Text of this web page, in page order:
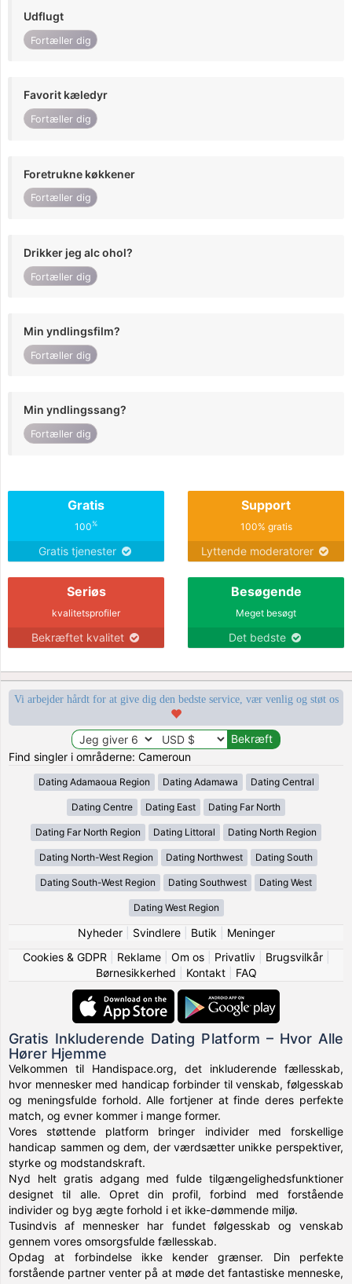
Udflugt
Fortæller dig
Favorit kæledyr
Fortæller dig
Foretrukne køkkener
Fortæller dig
Drikker jeg alc ohol?
Fortæller dig
Min yndlingsfilm?
Fortæller dig
Min yndlingssang?
Fortæller dig
Gratis
100%
Gratis tjenester
Support
100% gratis
Lyttende moderatorer
Seriøs
kvalitetsprofiler
Bekræftet kvalitet
Besøgende
Meget besøgt
Det bedste
Vi arbejder hårdt for at give dig den bedste service, vær venlig og støt os
Find singler i områderne: Cameroun
Dating Adamaoua Region Dating Adamawa Dating Central
Dating Centre Dating East Dating Far North
Dating Far North Region Dating Littoral Dating North Region
Dating North-West Region Dating Northwest Dating South
Dating South-West Region Dating Southwest Dating West
Dating West Region
Nyheder| Svindlere| Butik
Meninger
Cookies & GDPR
Reklame| Om os| Privatliv| Brugsvilkår|
Børnesikkerhed
Kontakt| FAQ
Gratis Inkluderende Dating Platform – Hvor Alle
Hører Hjemme
Velkommen til Handispace.org, det inkluderende fællesskab,
hvor mennesker med handicap forbinder til venskab, følgesskab
og meningsfulde forhold. Alle fortjener at finde deres perfekte
match, og evner kommer i mange former.
Vores støttende platform bringer individer med forskellige
handicap sammen og dem, der værdsætter unikke perspektiver,
styrke og modstandskraft.
Nyd helt gratis adgang med fulde tilgængelighedsfunktioner
designet til alle. Opret din profil, forbind med forstående
individer og byg ægte forhold i et ikke-dømmende miljø.
Tusindvis af mennesker har fundet følgesskab og venskab
gennem vores omsorgsfulde fællesskab.
Opdag at forbindelse ikke kender grænser. Din perfekte
forstående partner venter på at møde det fantastiske menneske,